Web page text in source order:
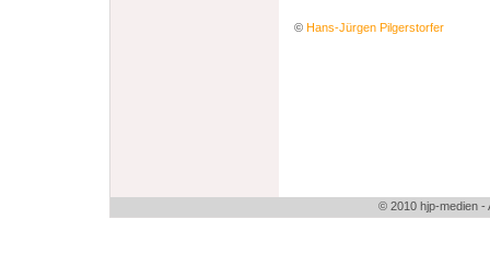
© Hans-Jürgen Pilgerstorfer
© 2010 hjp-medien -